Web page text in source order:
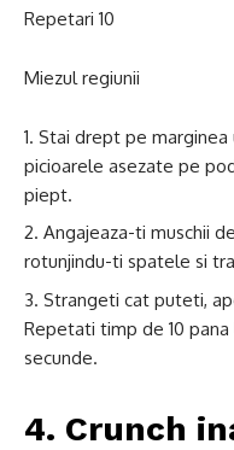
Repetari 10
Miezul regiunii
Stai drept pe marginea
picioarele asezate pe
piept.
Angajeaza-ti muschii
rotunjindu-ti spatele si
Strangeti cat puteti,
Repetati timp de 10
secunde.
4. Crunch